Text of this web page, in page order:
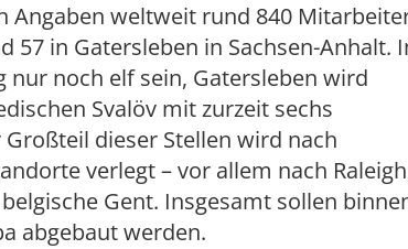
Angaben weltweit rund 840
57 in Gatersleben in Sachsen-Anhalt.
noch elf sein, Gatersleben wird
Svalöv mit zurzeit sechs
dieser Stellen wird nach
verlegt – vor allem nach
Gent. Insgesamt sollen
abgebaut werden.